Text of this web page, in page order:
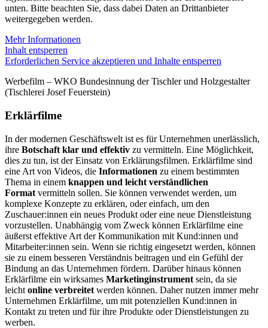
unten. Bitte beachten Sie, dass dabei Daten an Drittanbieter
weitergegeben werden.
Mehr Informationen
Inhalt entsperren
Erforderlichen Service akzeptieren und Inhalte entsperren
Werbefilm – WKO Bundesinnung der Tischler und Holzgestalter
(Tischlerei Josef Feuerstein)
Erklärfilme
In der modernen Geschäftswelt ist es für Unternehmen unerlässlich,
ihre Botschaft klar und effektiv zu vermitteln. Eine Möglichkeit,
dies zu tun, ist der Einsatz von Erklärungsfilmen. Erklärfilme sind
eine Art von Videos, die Informationen zu einem bestimmten
Thema in einem knappen und leicht verständlichen
Format vermitteln sollen. Sie können verwendet werden, um
komplexe Konzepte zu erklären, oder einfach, um den
Zuschauer:innen ein neues Produkt oder eine neue Dienstleistung
vorzustellen. Unabhängig vom Zweck können Erklärfilme eine
äußerst effektive Art der Kommunikation mit Kund:innen und
Mitarbeiter:innen sein. Wenn sie richtig eingesetzt werden, können
sie zu einem besseren Verständnis beitragen und ein Gefühl der
Bindung an das Unternehmen fördern. Darüber hinaus können
Erklärfilme ein wirksames Marketinginstrument sein, da sie
leicht online verbreitet werden können. Daher nutzen immer mehr
Unternehmen Erklärfilme, um mit potenziellen Kund:innen in
Kontakt zu treten und für ihre Produkte oder Dienstleistungen zu
werben.